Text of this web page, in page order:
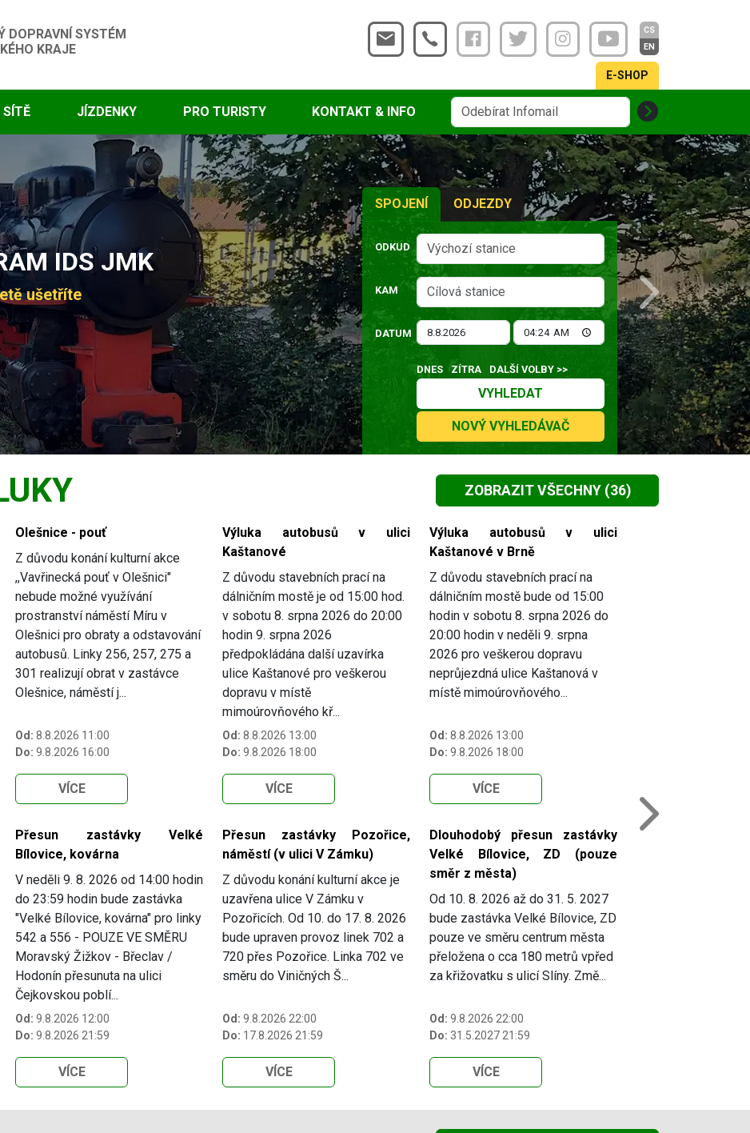
DOPRAVNÍ SYSTÉM
KRAJE
CS
EN
E-SHOP
SÍTĚ JÍZDENKY PRO TURISTY KONTAKT & INFO
IDS JMK
ušetříte
Next
SPOJENÍ ODJEZDY
ODKUD
KAM
DATUM
DNES ZÍTRA DALŠÍ VOLBY >>
VYHLEDAT
NOVÝ VYHLEDÁVAČ
ZOBRAZIT VŠECHNY(36)
Olešnice - pouť
Z důvodu konání kulturní akce
,,Vavřinecká pouť v Olešnici"
nebude možné využívání
prostranství náměstí Míru v
Olešnici pro obraty a odstavování
autobusů. Linky 256, 257, 275 a
301 realizují obrat v zastávce
Olešnice, náměstí j...
Od: 8.8.2026 11:00
Do: 9.8.2026 16:00
VÍCE
Výluka autobusů v ulici
Kaštanové
Z důvodu stavebních prací na
dálničním mostě je od 15:00 hod.
v sobotu 8. srpna 2026 do 20:00
hodin 9. srpna 2026
předpokládána další uzavírka
ulice Kaštanové pro veškerou
dopravu v místě
mimoúrovňového kř...
Od: 8.8.2026 13:00
Do: 9.8.2026 18:00
VÍCE
Výluka autobusů v ulici
Kaštanové v Brně
Z důvodu stavebních prací na
dálničním mostě bude od 15:00
hodin v sobotu 8. srpna 2026 do
20:00 hodin v neděli 9. srpna
2026 pro veškerou dopravu
neprůjezdná ulice Kaštanová v
místě mimoúrovňového...
Od: 8.8.2026 13:00
Do: 9.8.2026 18:00
VÍCE
Přesun zastávky Velké
Bílovice, kovárna
V neděli 9. 8. 2026 od 14:00 hodin
do 23:59 hodin bude zastávka
"Velké Bílovice, kovárna" pro linky
542 a 556 - POUZE VE SMĚRU
Moravský Žižkov - Břeclav /
Hodonín přesunuta na ulici
Čejkovskou poblí...
Od: 9.8.2026 12:00
Do: 9.8.2026 21:59
VÍCE
Přesun zastávky Pozořice,
náměstí (v ulici V Zámku)
Z důvodu konání kulturní akce je
uzavřena ulice V Zámku v
Pozořicích. Od 10. do 17. 8. 2026
bude upraven provoz linek 702 a
720 přes Pozořice. Linka 702 ve
směru do Viničných Š...
Od: 9.8.2026 22:00
Do: 17.8.2026 21:59
VÍCE
Dlouhodobý přesun zastávky
Velké Bílovice, ZD (pouze
směr z města)
Od 10. 8. 2026 až do 31. 5. 2027
bude zastávka Velké Bílovice, ZD
pouze ve směru centrum města
přeložena o cca 180 metrů vpřed
za křižovatku s ulicí Slíny. Změ...
Od: 9.8.2026 22:00
Do: 31.5.2027 21:59
VÍCE